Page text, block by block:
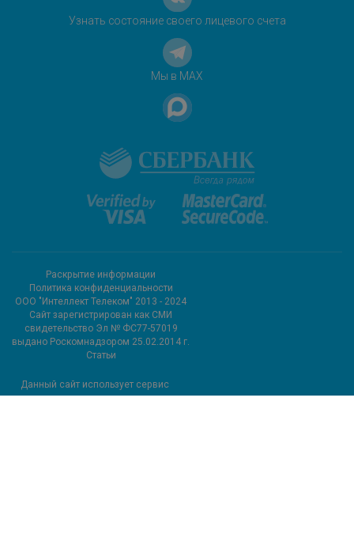
Узнать состояние своего лицевого счета
Мы в MAX
Раскрытие информации
Политика конфиденциальности
ООО "Интеллект Телеком" 2013 - 2024
Cайт зарегистрирован как СМИ
свидетельство Эл № ФС77-57019
выдано Роскомнадзором 25.02.2014 г.
Статьи
Данный сайт использует сервис
метрических программ и